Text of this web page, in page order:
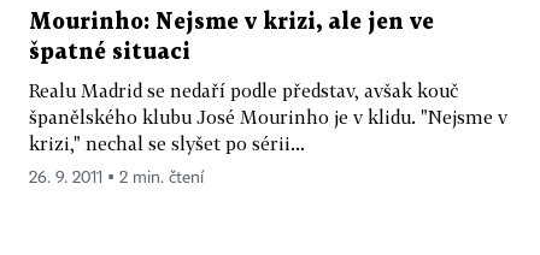
Mourinho: Nejsme v krizi, ale jen ve
špatné situaci
Realu Madrid se nedaří podle představ, avšak kouč
španělského klubu José Mourinho je v klidu. "Nejsme v
krizi," nechal se slyšet po sérii...
26. 9. 2011 ▪ 2 min. čtení